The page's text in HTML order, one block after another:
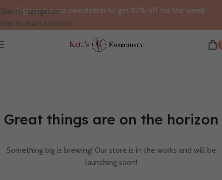
Skip to navigation
Skip to main content
Sign up for our newsletter to get 10% off for the week!
Great things are on the horizon
Something big is brewing! Our store is in the works and will be
launching soon!